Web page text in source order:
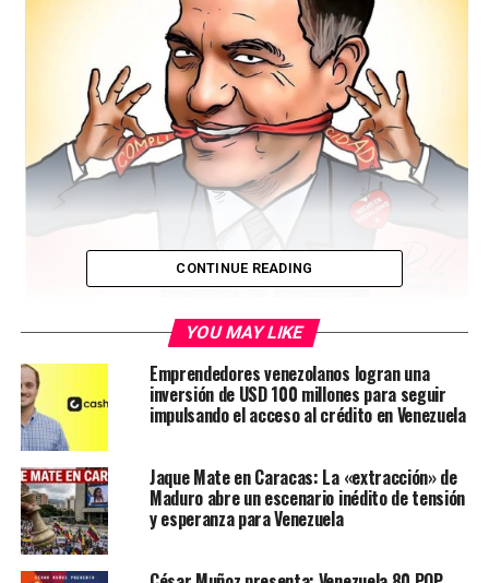
Caricatura de Pinilla/IG Franklin Virguez
Algún día deberá investigarse por qué el Ejecutivo ha
hecho todo lo posible por auxiliar al tirano Maduro.
Resulta sangrante que, mientras Pedro Sánchez se
concentra en combatir a Franco y a resucitar viejas
heridas superadas en ese gran abrazo de reconciliación
que fue la Transición, se dedique a auxiliar por acción u
omisión a un dictador de verdad, vivo, en activo y
CONTINUE READING
YOU MAY LIKE
Emprendedores venezolanos logran una
inversión de USD 100 millones para seguir
impulsando el acceso al crédito en Venezuela
Jaque Mate en Caracas: La «extracción» de
Maduro abre un escenario inédito de tensión
y esperanza para Venezuela